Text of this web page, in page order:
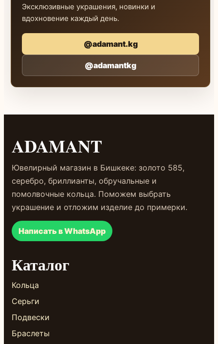
Эксклюзивные украшения, новинки и
вдохновение каждый день.
@adamant.kg
@adamantkg
ADAMANT
Ювелирный магазин в Бишкеке: золото 585,
серебро, бриллианты, обручальные и
помолвочные кольца. Поможем выбрать
украшение и отложим изделие до примерки.
Написать в WhatsApp
Каталог
Кольца
Серьги
Подвески
Браслеты